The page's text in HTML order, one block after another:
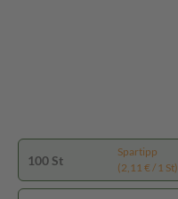
100 St
Spartipp
(2,11 € / 1 St)